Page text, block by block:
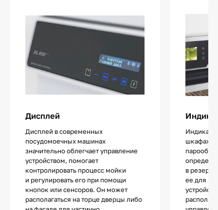
Дисплей
Дисплей в современных
посудомоечных машинах
значительно облегчает управление
устройством, помогает
контролировать процесс мойки
и регулировать его при помощи
кнопок или сенсоров. Он может
располагаться на торце дверцы либо
шкафах с
в
ее для